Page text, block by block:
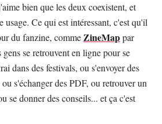
bien que les deux coexistent, et
usage. Ce qui est intéressant, c'est qu'il
du fanzine, commeZineMappar
se retrouvent en ligne pour se
dans des festivals, ou s'envoyer des
s'échanger des PDF, ou retrouver un
se donner des conseils... et ça c'est